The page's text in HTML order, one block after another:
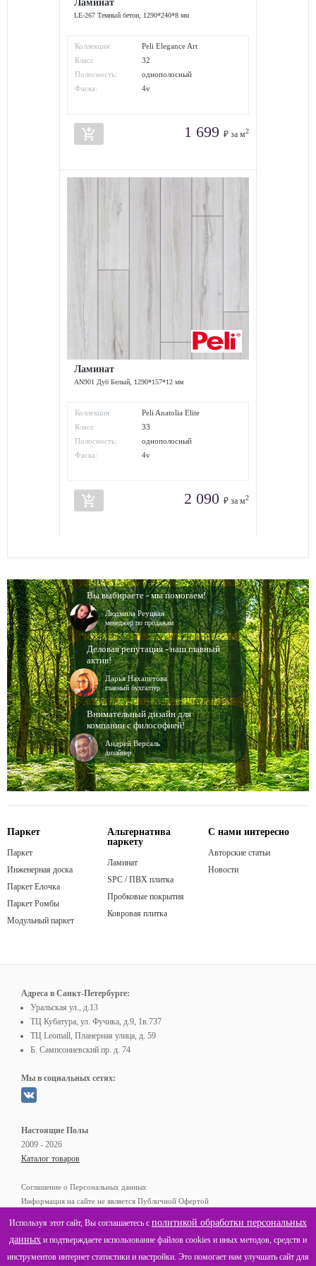
Ламинат
LE-267 Темный бетон, 1290*240*8 мм
Коллекция:
Peli Elegance Art
Класс
износостойкости:
32
Полосность:
однополосный
Фаска:
4v
add_shopping_cart 1 699 ₽ за м2
Ламинат
AN901 Дуб Белый, 1290*157*12 мм
Коллекция:
Peli Anatolia Elite
Класс
износостойкости:
33
Полосность:
однополосный
Фаска:
4v
add_shopping_cart 2 090 ₽ за м2
Вы выбираете - мы помогаем!
Людмила Реуцкая
менеджер по продажам
Деловая репутация - наш главный
актив!
Дарья Нахапетова
главный бухгалтер
Внимательный дизайн для
компании с философией!
Андрей Версаль
дизайнер
Паркет
Паркет
Инженерная доска
Паркет Елочка
Паркет Ромбы
Модульный паркет
Альтернатива
паркету
Ламинат
SPC / ПВХ плитка
Пробковые покрытия
Ковровая плитка
С нами интересно
Авторские статьи
Новости
Адреса в Санкт-Петербурге:
Уральская ул., д.13
ТЦ Кубатура, ул. Фучика, д.9, 1в.737
ТЦ Leomall, Планерная улица, д. 59
Б. Сампсониевский пр. д. 74
Мы в социальных сетях:
Настоящие Полы
2009 - 2026
Каталог товаров
Соглашение о Персональных данных
Информация на сайте не является Публичной Офертой
Контактные телефоны:
+7(812)
602-40-48
8 (800) 775-05-68
Используя этот сайт, Вы соглашаетесь с политикой обработки персональных
данных и подтверждаете использование файлов cookies и иных методов, средств и
инструментов интернет статистики и настройки. Это помогает нам улучшать сайт для